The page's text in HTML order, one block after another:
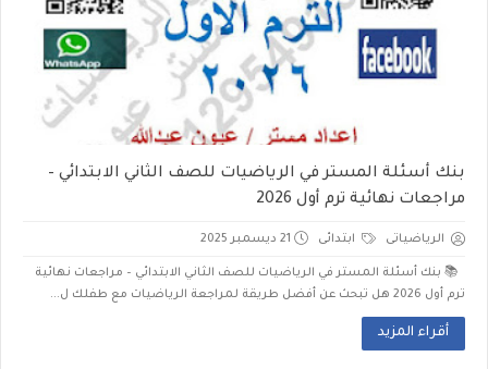
بنك أسئلة المستر في الرياضيات للصف الثاني الابتدائي –
مراجعات نهائية ترم أول 2026
الرياضياتى ابتدائى 21 ديسمبر 2025
📚 بنك أسئلة المستر في الرياضيات للصف الثاني الابتدائي – مراجعات نهائية
ترم أول 2026 هل تبحث عن أفضل طريقة لمراجعة الرياضيات مع طفلك ل...
أقراء المزيد